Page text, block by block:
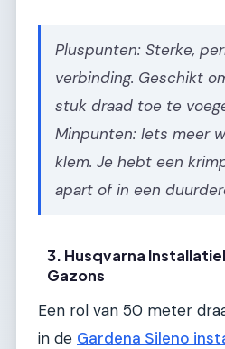
Pluspunten: Sterke,
verbinding. Geschikt
stuk draad toe te
Minpunten: Iets meer
klem. Je hebt een
apart of in een
3. Husqvarna
Gazons
Een rol van 50 meter
in de Gardena Sileno